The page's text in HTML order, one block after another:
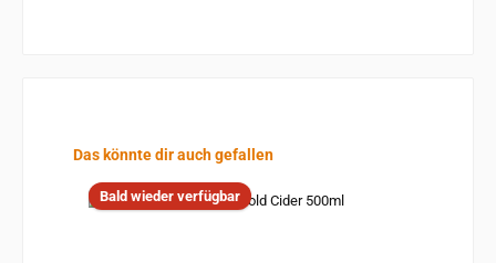
Produktgalerie überspringen
Das könnte dir auch gefallen
Bald wieder verfügbar